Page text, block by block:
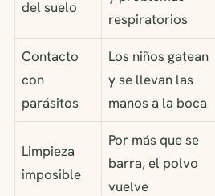
del suelo
respiratorios
Contacto
con
parásitos
Los niños gatean
y se llevan las
manos a la boca
Limpieza
imposible
Por más que se
barra, el polvo
vuelve